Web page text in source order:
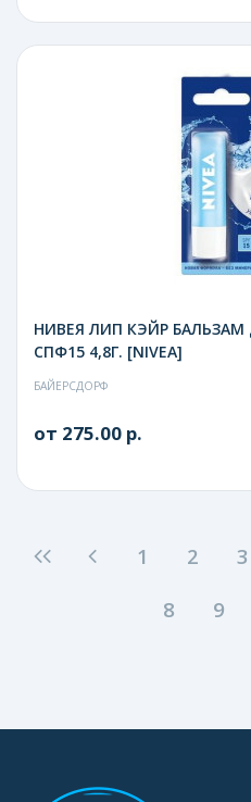
НИВЕЯ ЛИП КЭЙР БАЛЬЗАМ
СПФ15 4,8Г. [NIVEA]
БАЙЕРСДОРФ
от 275.00 р.
1 2 3
8
9